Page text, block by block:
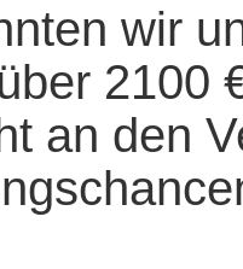
wir
2100
an den